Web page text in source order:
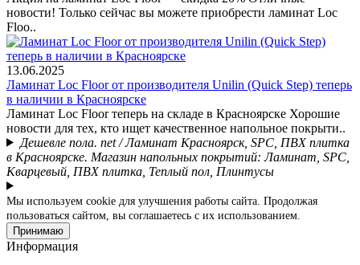
новости! Только сейчас вы можете приобрести ламинат Loc
Floo..
13.06.2025
Ламинат Loc Floor от производителя Unilin (Quick Step) теперь
в наличии в Красноярске
Ламинат Loc Floor теперь на складе в Красноярске Хорошие
новости для тех, кто ищет качественное напольное покрыти..
Дешевле пола. net / Ламинат Красноярск, SPC, ПВХ плитка
в Красноярске. Магазин напольных покрытий: Ламинат, SPC,
Кварцевый, ПВХ плитка, Теплый пол, Плинтусы
Мы используем cookie для улучшения работы сайта. Продолжая
пользоваться сайтом, вы соглашаетесь с их использованием.
Принимаю
Информация